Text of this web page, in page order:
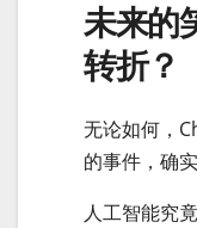
未来的
转折？
无论如何，
的事件，确
人工智能究